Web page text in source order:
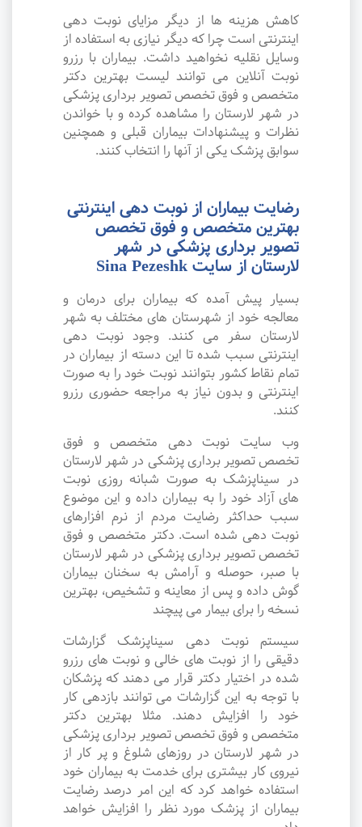
کاهش هزینه ها از دیگر مزایای نوبت دهی
اینترنتی است چرا که دیگر نیازی به استفاده از
وسایل نقلیه نخواهید داشت. بیماران با رزرو
نوبت آنلاین می توانند لیست بهترین دکتر
متخصص و فوق تخصص تصویر برداری پزشکی
در شهر لارستان را مشاهده کرده و با خواندن
نظرات و پیشنهادات بیماران قبلی و همچنین
سوابق پزشک یکی از آنها را انتخاب کنند.
رضایت بیماران از نوبت دهی اینترنتی
بهترین متخصص و فوق تخصص
تصویر برداری پزشکی در شهر
لارستان از سایت Sina Pezeshk
بسیار پیش آمده که بیماران برای درمان و
معالجه خود از شهرستان های مختلف به شهر
لارستان سفر می کنند. وجود نوبت دهی
اینترنتی سبب شده تا این دسته از بیماران در
تمام نقاط کشور بتوانند نوبت خود را به صورت
اینترنتی و بدون نیاز به مراجعه حضوری رزرو
کنند.
وب سایت نوبت دهی متخصص و فوق
تخصص تصویر برداری پزشکی در شهر لارستان
در سیناپزشک به صورت شبانه روزی نوبت
های آزاد خود را به بیماران داده و این موضوع
سبب حداکثر رضایت مردم از نرم افزارهای
نوبت دهی شده است. دکتر متخصص و فوق
تخصص تصویر برداری پزشکی در شهر لارستان
با صبر، حوصله و آرامش به سخنان بیماران
گوش داده و پس از معاینه و تشخیص، بهترین
نسخه را برای بیمار می پیچند
سیستم نوبت دهی سیناپزشک گزارشات
دقیقی را از نوبت های خالی و نوبت های رزرو
شده در اختیار دکتر قرار می دهند که پزشکان
با توجه به این گزارشات می توانند بازدهی کار
خود را افزایش دهند. مثلا بهترین دکتر
متخصص و فوق تخصص تصویر برداری پزشکی
در شهر لارستان در روزهای شلوغ و پر کار از
نیروی کار بیشتری برای خدمت به بیماران خود
استفاده خواهد کرد که این امر درصد رضایت
بیماران از پزشک مورد نظر را افزایش خواهد